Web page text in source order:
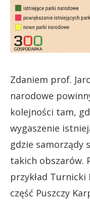
Zdaniem prof.
narodowe
kolejności tam,
wygaszenie
gdzie samorządy
takich obszarów.
przykład
część Puszczy